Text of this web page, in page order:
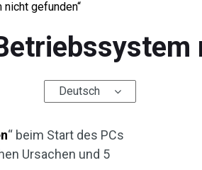
gefunden“
Deutsch
“ beim Start des PCs
Ursachen und 5